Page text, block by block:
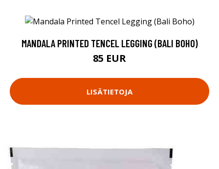
MANDALA PRINTED TENCEL LEGGING (BALI BOHO)
85 EUR
LISÄTIETOJA